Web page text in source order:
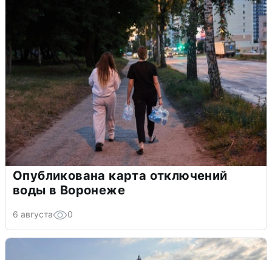
Опубликована карта отключений
воды в Воронеже
6 августа 0